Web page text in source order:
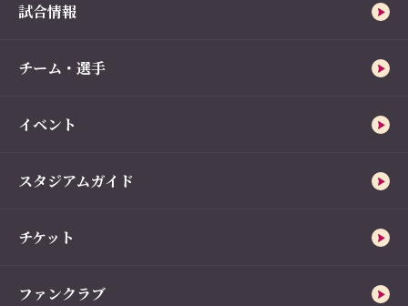
試合情報
チーム・選手
イベント
スタジアムガイド
チケット
ファンクラブ